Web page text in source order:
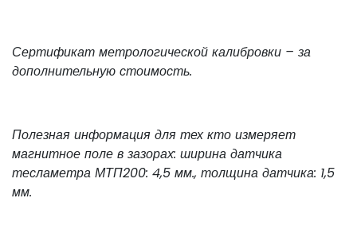
Сертификат метрологической калибровки – за
дополнительную стоимость.
Полезная информация для тех кто измеряет
магнитное поле в зазорах: ширина датчика
тесламетра МТП200: 4,5 мм., толщина датчика: 1,5
мм.